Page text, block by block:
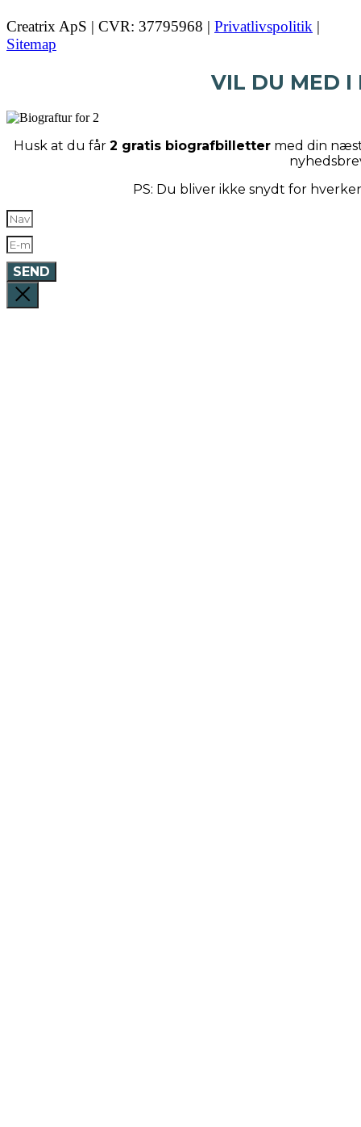
Creatrix ApS | CVR: 37795968 | Privatlivspolitik |
Sitemap
VIL DU MED I
Husk at du får 2 gratis biografbillettermed din
PS: Du bliver ikke snydt for
SEND